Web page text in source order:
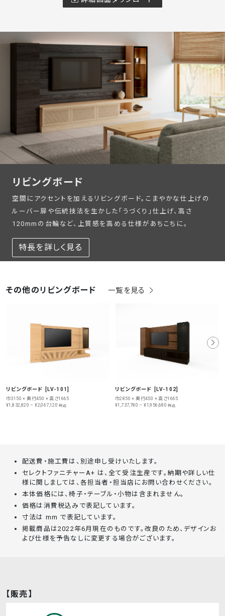
リビングボード
空間にアクセントを加えるリビングボード。こまやかな仕上げの
ルーバー扉や伝統技法を生かした「うづくり」仕上げ、高さ
120mmの台輪など、上質感を高める仕様があちこちに。
特長を詳しく見る
その他のリビングボード 一覧を見る
リビングボード [LV-101]
巾3150 × 奥行450 × 高さ1665
¥1,832,820 – ¥2,067,120 税込
リビングボード [LV-102]
巾2850 × 奥行450 × 高さ1665
¥1,737,780 – ¥1,956,680 税込
配送費・施工費は、別途申し受けいたします。
セレクトファニチャーA+ は、全て受注生産です。納期や詳しい仕
様に関しましては、各担当者・担当店にお問い合わせください。
本体価格には、椅子・テーブル・小物は含まれません。
価格は消費税込みで表記しています。
寸法は mm で表記しています。
掲載商品は2022年6月現在のものです。改良のため、デザインお
よび仕様を予告なしに変更する場合がございます。
【販売】